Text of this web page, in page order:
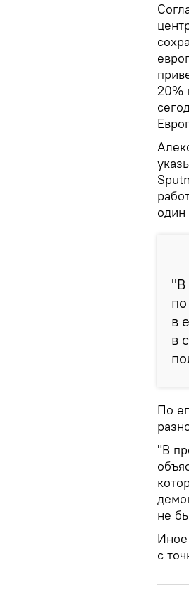
20%
один
"В
в
в
По
"В
не
с